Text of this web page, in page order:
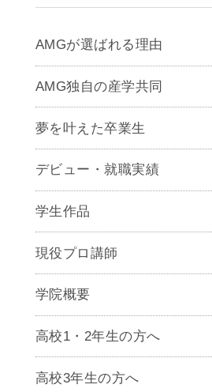
AMGが選ばれる理由
AMG独自の産学共同
夢を叶えた卒業生
デビュー・就職実績
学生作品
現役プロ講師
学院概要
高校1・2年生の方へ
高校3年生の方へ